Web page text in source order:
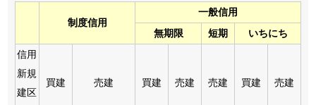
制度信用
一般信用
無期限
短期
いちにち
信用
新規
建区
買建 売建 買建 売建 売建 買建 売建